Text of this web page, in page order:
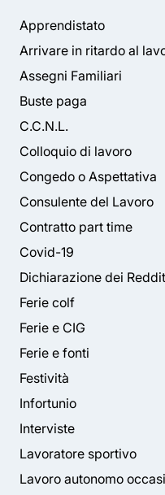
Apprendistato
Arrivare in ritardo al
Assegni Familiari
Buste paga
C.C.N.L.
Colloquio di lavoro
Congedo o Aspettativa
Consulente del Lavoro
Contratto part time
Covid-19
Dichiarazione dei
Ferie colf
Ferie e CIG
Ferie e fonti
Festività
Infortunio
Interviste
Lavoratore sportivo
Lavoro autonomo